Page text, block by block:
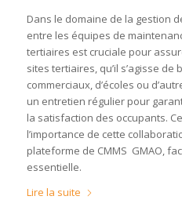
Dans le domaine de la gestion
entre les équipes de
tertiaires est cruciale pour
sites tertiaires, qu’il s’agisse de
commerciaux, d’écoles ou
un entretien régulier pour
la satisfaction des occupants.
l’importance de cette
plateforme de CMMS GMAO,
essentielle.
Lire la suite